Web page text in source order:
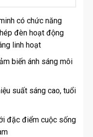
có chức năng
đèn hoạt động
linh hoạt
biến ánh sáng môi
suất sáng cao, tuổi
đặc điểm cuộc sống